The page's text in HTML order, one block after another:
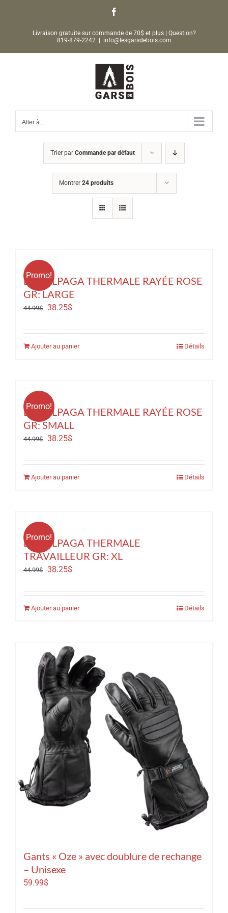
Livraison gratuite sur commande de 70$ et plus | Question?
819-879-2242
info@lesgarsdebois.com
Aller à...
Trier par Commande par défaut
Montrer 24 produits
Promo!
BAS ALPAGA THERMALE RAYÉE ROSE
GR: LARGE
44.99$ Le
initial
était :
38.25$
actuel
est :
Ajouter au panier Détails
Promo!
BAS ALPAGA THERMALE RAYÉE ROSE
GR: SMALL
44.99$ Le
initial
était :
38.25$
actuel
est :
Ajouter au panier Détails
Promo!
BAS ALPAGA THERMALE
TRAVAILLEUR GR: XL
44.99$ Le
initial
était :
38.25$
actuel
est :
Ajouter au panier Détails
Gants « Oze » avec doublure de rechange
– Unisexe
59.99$